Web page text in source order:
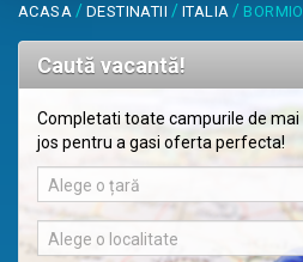
ACASA / DESTINATII / ITALIA / BORMIO
Caută vacantă!
Completati toate campurile de mai
jos pentru a gasi oferta perfecta!
Alege o țară
Alege o localitate